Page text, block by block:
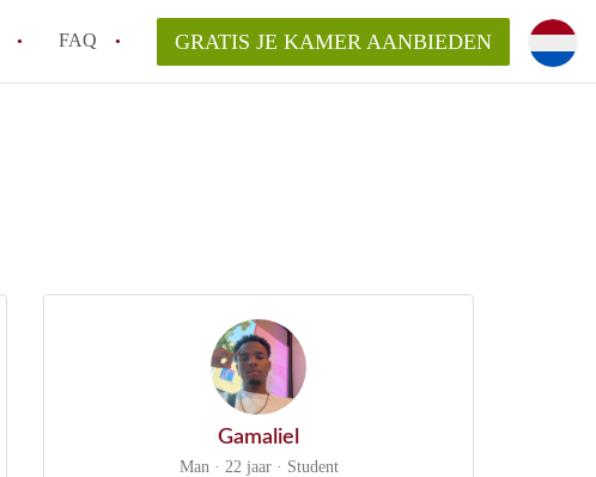
FAQ GRATIS JE KAMER AANBIEDEN
Gamaliel
Man · 22 jaar · Student